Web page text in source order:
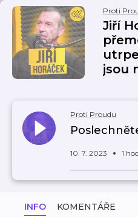
Proti
Jiří
jsou
Proti Proudu
10. 7. 2023 1
INFO KOMENTÁŘE